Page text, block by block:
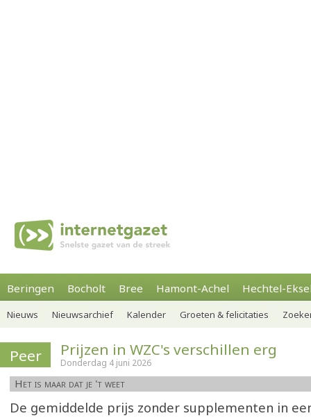
Beringen Bocholt Bree Hamont-Achel Hechtel-
Nieuws Nieuwsarchief Kalender Groeten & felicitaties
Peer Prijzen in WZC's verschillen erg
Donderdag 4 juni 2026
Het is maar dat je 't weet
De gemiddelde prijs zonder supplementen in